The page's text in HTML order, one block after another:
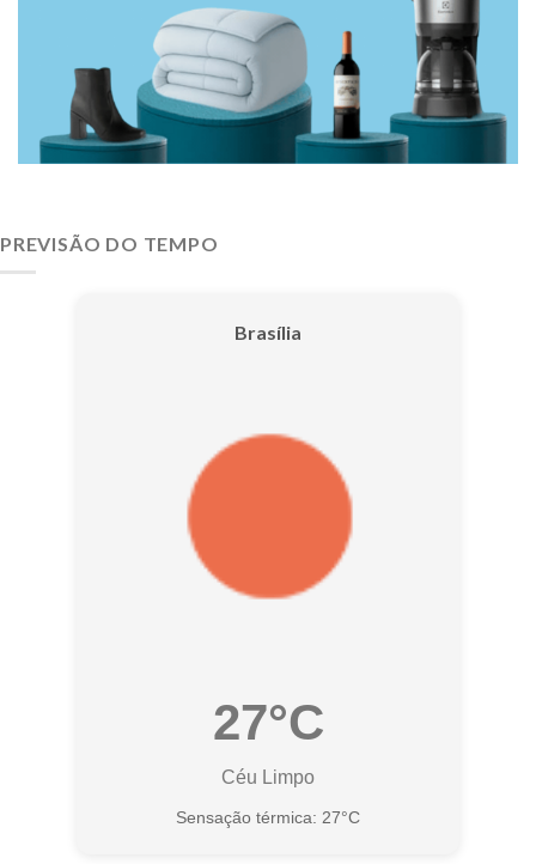
PREVISÃO DO TEMPO
Brasília
27°C
Céu Limpo
Sensação térmica: 27°C